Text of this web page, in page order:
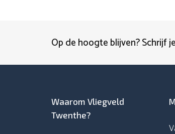
Op de hoogte blijven? Schrijf
Waarom Vliegveld
Twenthe?